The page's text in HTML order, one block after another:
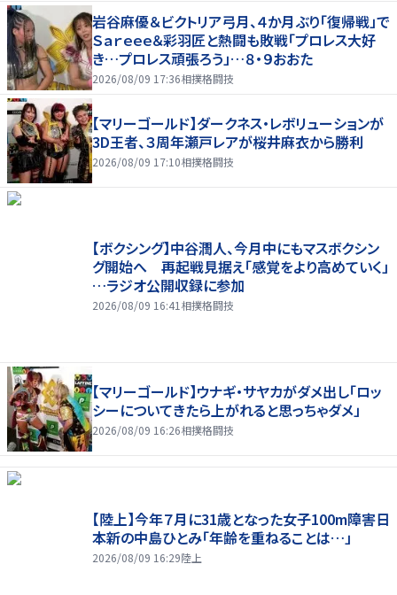
岩谷麻優＆ビクトリア弓月、４か月ぶり「復帰戦」で
Ｓａｒｅｅｅ＆彩羽匠と熱闘も敗戦「プロレス大好
き…プロレス頑張ろう」…８・９おおた
2026/08/09 17:36相撲格闘技
【マリーゴールド】ダークネス・レボリューションが
3D王者、３周年瀬戸レアが桜井麻衣から勝利
2026/08/09 17:10相撲格闘技
【ボクシング】中谷潤人、今月中にもマスボクシン
グ開始へ 再起戦見据え「感覚をより高めていく」
…ラジオ公開収録に参加
2026/08/09 16:41 相撲格闘技
【マリーゴールド】ウナギ・サヤカがダメ出し「ロッ
シーについてきたら上がれると思っちゃダメ」
2026/08/09 16:26相撲格闘技
【陸上】今年７月に31歳となった女子100m障害日
本新の中島ひとみ「年齢を重ねることは…」
2026/08/09 16:29陸上